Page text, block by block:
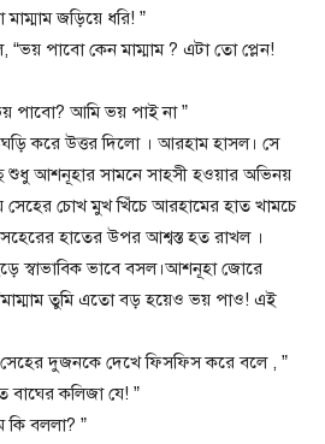
জড়িয়ে ধরি! ”
পাবো কেন মাম্মাম ? এটা তো প্লেন!
পাবো? আমি ভয় পাই না ”
করে উত্তর দিলো । আরহাম হাসল। সে
শুধু আশনূহার সামনে সাহসী হওয়ার অভিনয়
চোখ মুখ খিঁচে আরহামের হাত খামচে
হাতের উপর আশ্বস্ত হত রাখল ।
স্বাভাবিক ভাবে বসল।আশনূহা জোরে
তুমি এতো বড় হয়েও ভয় পাও! এই
দুজনকে দেখে ফিসফিস করে বলে , ”
কলিজা যে! ”
কি বললা? ”